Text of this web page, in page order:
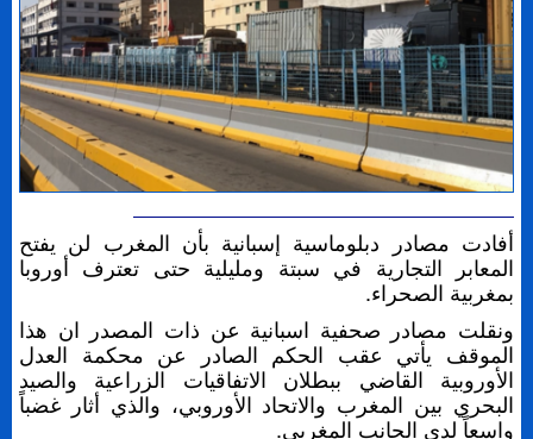
أفادت مصادر دبلوماسية إسبانية بأن المغرب لن يفتح
المعابر التجارية في سبتة ومليلية حتى تعترف أوروبا
بمغربية الصحراء.
ونقلت مصادر صحفية اسبانية عن ذات المصدر ان هذا
الموقف يأتي عقب الحكم الصادر عن محكمة العدل
الأوروبية القاضي ببطلان الاتفاقيات الزراعية والصيد
البحري بين المغرب والاتحاد الأوروبي، والذي أثار غضباً
واسعاً لدى الجانب المغربي.